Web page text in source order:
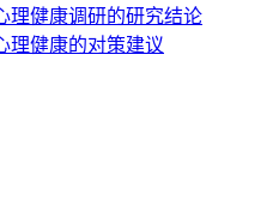
理健康调研的研究结论
理健康的对策建议